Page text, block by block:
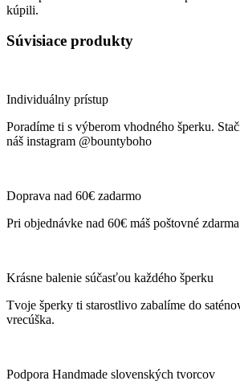
kúpili.
Súvisiace produkty
Individuálny prístup
Poradíme ti s výberom vhodného šperku.
náš instagram @bountyboho
Doprava nad 60€ zadarmo
Pri objednávke nad 60€ máš poštovné
Krásne balenie súčasťou každého šperku
Tvoje šperky ti starostlivo zabalíme do
vrecúška.
Podpora Handmade slovenských tvorcov